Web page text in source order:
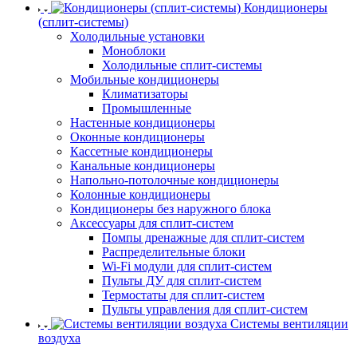
Кондиционеры
(сплит-системы)
Холодильные установки
Моноблоки
Холодильные сплит-системы
Мобильные кондиционеры
Климатизаторы
Промышленные
Настенные кондиционеры
Оконные кондиционеры
Кассетные кондиционеры
Канальные кондиционеры
Напольно-потолочные кондиционеры
Колонные кондиционеры
Кондиционеры без наружного блока
Аксессуары для сплит-систем
Помпы дренажные для сплит-систем
Распределительные блоки
Wi-Fi модули для сплит-систем
Пульты ДУ для сплит-систем
Термостаты для сплит-систем
Пульты управления для сплит-систем
Системы вентиляции
воздуха